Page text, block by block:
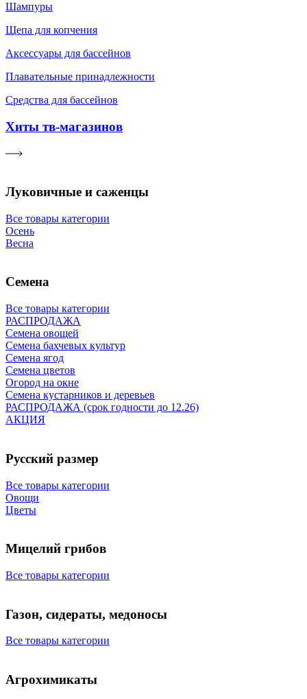
Шампуры
Щепа для копчения
Аксессуары для бассейнов
Плавательные принадлежности
Средства для бассейнов
Хиты тв-магазинов
Луковичные и саженцы
Все товары категории
Осень
Весна
Семена
Все товары категории
РАСПРОДАЖА
Семена овощей
Семена бахчевых культур
Семена ягод
Семена цветов
Огород на окне
Семена кустарников и деревьев
РАСПРОДАЖА (срок годности до 12.26)
АКЦИЯ
Русский размер
Все товары категории
Овощи
Цветы
Мицелий грибов
Все товары категории
Газон, сидераты, медоносы
Все товары категории
Агрохимикаты